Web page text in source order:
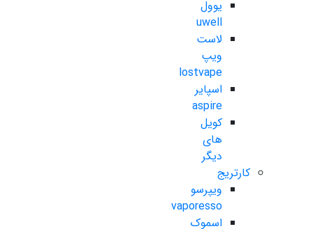
یوول
uwell
لاست
ویپ
lostvape
اسپایر
aspire
کویل
های
دیگر
کارتریج
ویپرسو
vaporesso
اسموک